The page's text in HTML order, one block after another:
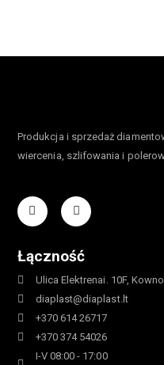
Produkcja i sprzedaż
wiercenia, szlifowania i
Łączność
Ulica Elektrenai. 10F, Kowno
diaplast@diaplast.lt
+370 614 26717
+370 374 54026
I-V 08:00 - 17:00